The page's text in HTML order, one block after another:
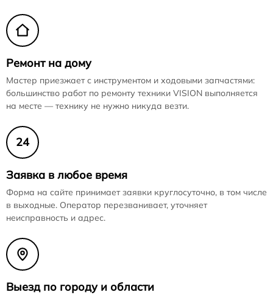
Ремонт на дому
Мастер приезжает с инструментом и ходовыми запчастями:
большинство работ по ремонту техники VISION выполняется
на месте — технику не нужно никуда везти.
24
Заявка в любое время
Форма на сайте принимает заявки круглосуточно, в том числе
в выходные. Оператор перезванивает, уточняет
неисправность и адрес.
Выезд по городу и области